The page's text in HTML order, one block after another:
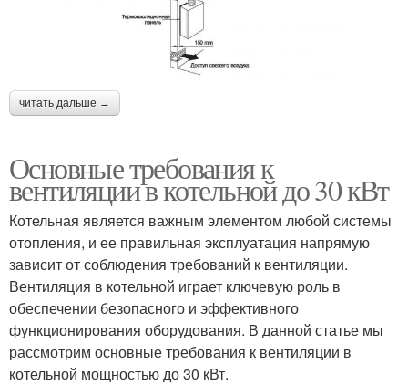
читать дальше →
Основные требования к
вентиляции в котельной до 30 кВт
Котельная является важным элементом любой системы
отопления, и ее правильная эксплуатация напрямую
зависит от соблюдения требований к вентиляции.
Вентиляция в котельной играет ключевую роль в
обеспечении безопасного и эффективного
функционирования оборудования. В данной статье мы
рассмотрим основные требования к вентиляции в
котельной мощностью до 30 кВт.